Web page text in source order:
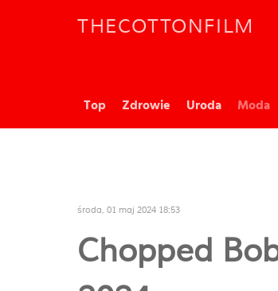
THECOTTONFILM
Top Zdrowie Uroda Moda
środa, 01 maj 2024 18:53
Chopped